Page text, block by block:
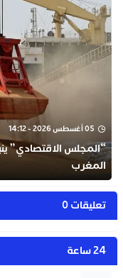
05 أغسطس 2026 - 14:12
“المجلس الاقتصادي”
المغرب
تعليقات 0
24 ساعة